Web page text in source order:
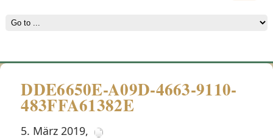
Hunde-Parkhotel
DDE6650E-A09D-4663-9110-
483FFA61382E
5. März 2019,